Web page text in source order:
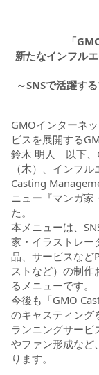
「
新たなインフル
～SNSで活躍す
GMOインターネ
ビスを展開する
鈴木 明人 以下、
（木）、インフ
Casting
ニュー『マンガ家
た。
本メニューは、
家・イラストレー
品、サービスなど
ストなど）の制作
るメニューです。
今後も「GMO
のキャスティング
ランニングサービ
やファン形成など
ります。